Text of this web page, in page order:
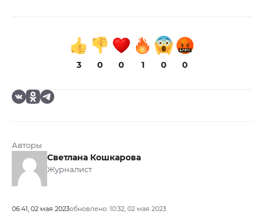
3 0 0 1 0 0
Авторы
Светлана Кошкарова
Журналист
06:41, 02 мая 2023обновлено: 10:32, 02 мая 2023